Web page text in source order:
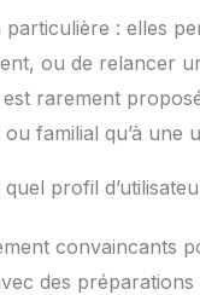
: elles
ou de relancer
rarement
familial qu’à une
profil
convaincants
des